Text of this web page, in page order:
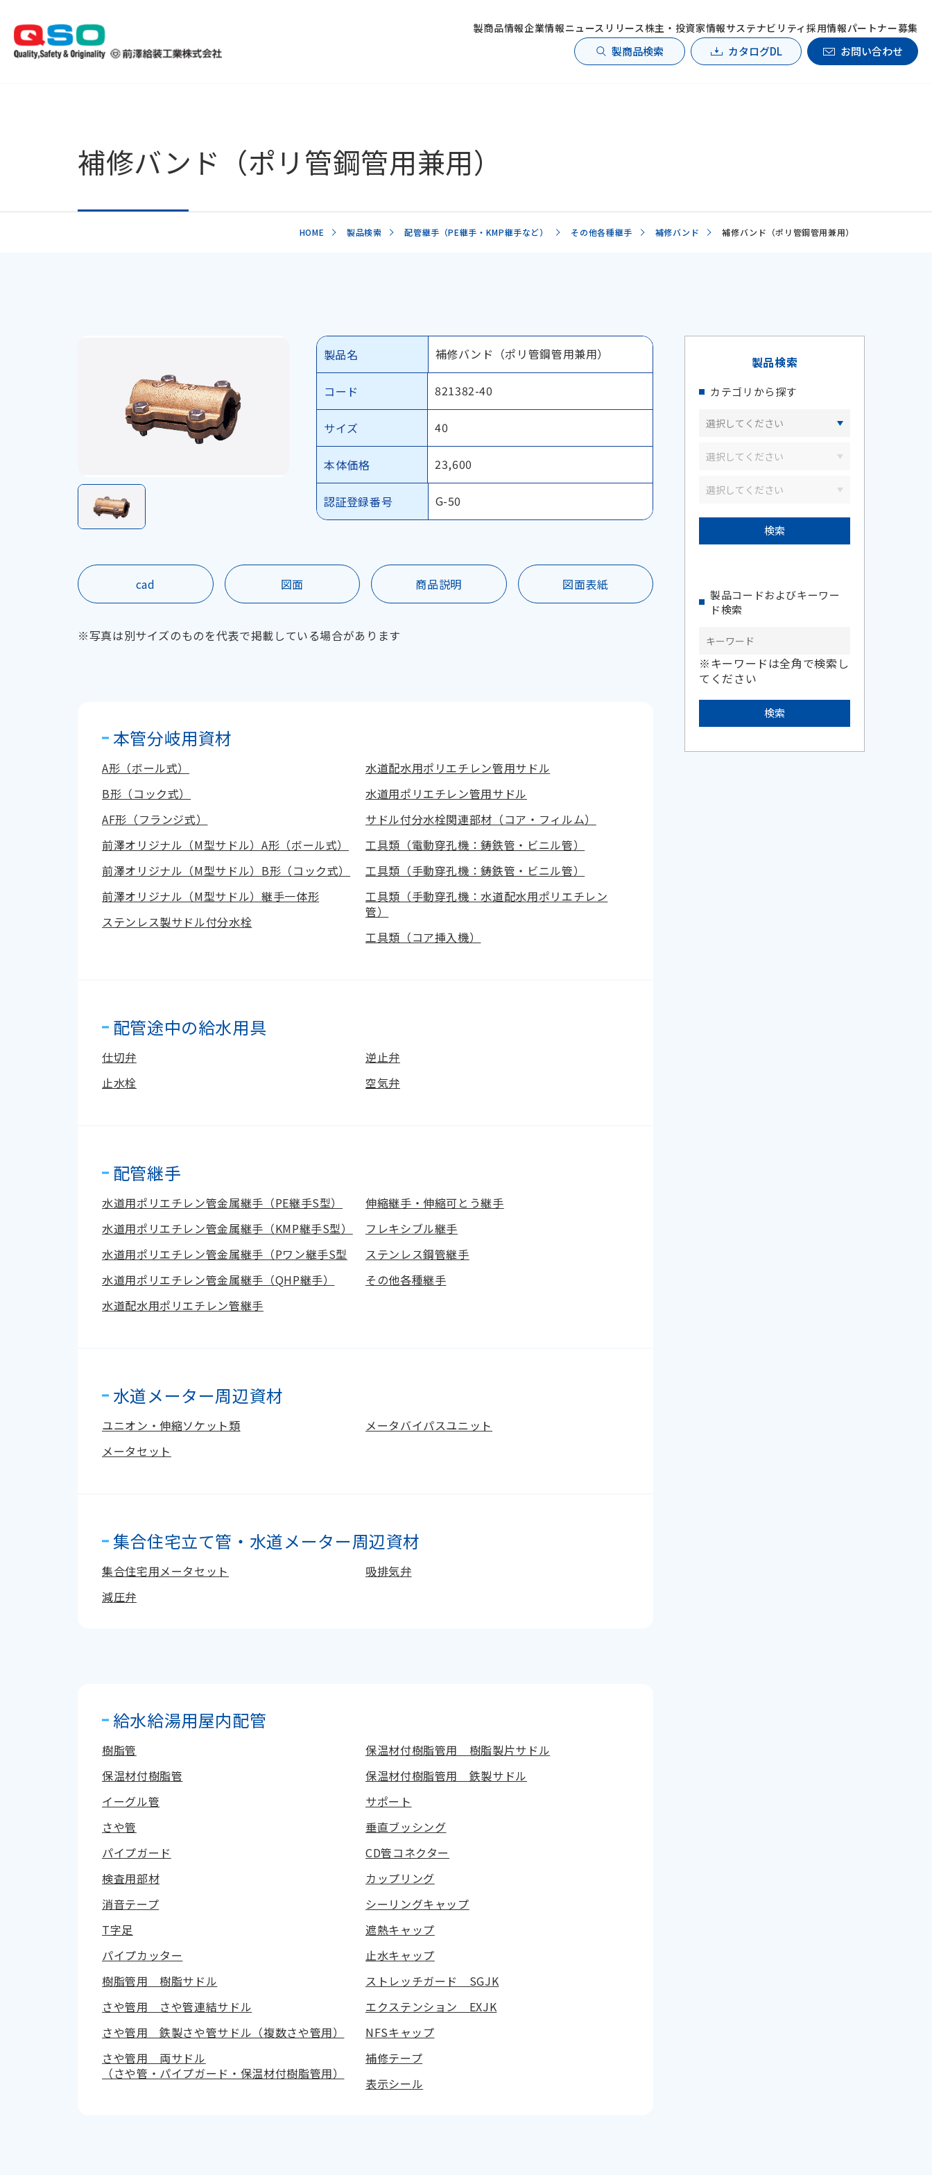
製商品情報企業情報ニュースリリース株主・投資家情報サステナビリティ 採用情報パートナー募集
製商品検索 カタログDL お問い合わせ
補修バンド（ポリ管鋼管用兼用）
HOME 製品検索 配管継手（PE継手・KMP継手など） その他各種継手 補修バンド 補修バンド（ポリ管鋼管用兼用）
製品名 補修バンド（ポリ管鋼管用兼用）
コード 821382-40
サイズ 40
本体価格 23,600
認証登録番号 G-50
cad 図面 商品説明 図面表紙
※写真は別サイズのものを代表で掲載している場合があります
本管分岐用資材
A形（ボール式）
B形（コック式）
AF形（フランジ式）
前澤オリジナル（M型サドル）A形（ボール式）
前澤オリジナル（M型サドル）B形（コック式）
前澤オリジナル（M型サドル）継手一体形
ステンレス製サドル付分水栓
水道配水用ポリエチレン管用サドル
水道用ポリエチレン管用サドル
サドル付分水栓関連部材（コア・フィルム）
工具類（電動穿孔機：鋳鉄管・ビニル管）
工具類（手動穿孔機：鋳鉄管・ビニル管）
工具類（手動穿孔機：水道配水用ポリエチレン
管）
工具類（コア挿入機）
配管途中の給水用具
仕切弁
止水栓
逆止弁
空気弁
配管継手
水道用ポリエチレン管金属継手（PE継手S型）
水道用ポリエチレン管金属継手（KMP継手S型）
水道用ポリエチレン管金属継手（Pワン継手S型
水道用ポリエチレン管金属継手（QHP継手）
水道配水用ポリエチレン管継手
伸縮継手・伸縮可とう継手
フレキシブル継手
ステンレス鋼管継手
その他各種継手
水道メーター周辺資材
ユニオン・伸縮ソケット類
メータセット
メータバイパスユニット
集合住宅立て管・水道メーター周辺資材
集合住宅用メータセット
減圧弁
吸排気弁
給水給湯用屋内配管
樹脂管
保温材付樹脂管
イーグル管
さや管
パイプガード
検査用部材
消音テープ
T字足
パイプカッター
樹脂管用 樹脂サドル
さや管用 さや管連結サドル
さや管用 鉄製さや管サドル（複数さや管用）
さや管用 両サドル
（さや管・パイプガード・保温材付樹脂管用）
保温材付樹脂管用 樹脂製片サドル
保温材付樹脂管用 鉄製サドル
サポート
垂直ブッシング
CD管コネクター
カップリング
シーリングキャップ
遮熱キャップ
止水キャップ
ストレッチガード SGJK
エクステンション EXJK
NFSキャップ
補修テープ
表示シール
製品検索
カテゴリから探す
製品コードおよびキーワー
ド検索
※キーワードは全角で検索し
てください